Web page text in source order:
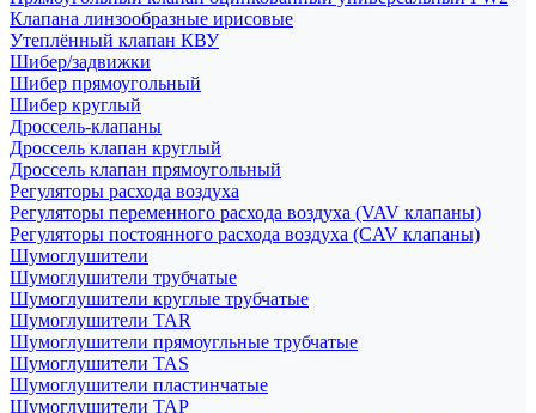
Клапана линзообразные ирисовые
Утеплённый клапан КВУ
Шибер/задвижки
Шибер прямоугольный
Шибер круглый
Дроссель-клапаны
Дроссель клапан круглый
Дроссель клапан прямоугольный
Регуляторы расхода воздуха
Регуляторы переменного расхода воздуха (VAV клапаны)
Регуляторы постоянного расхода воздуха (CAV клапаны)
Шумоглушители
Шумоглушители трубчатые
Шумоглушители круглые трубчатые
Шумоглушители TAR
Шумоглушители прямоугльные трубчатые
Шумоглушители TAS
Шумоглушители пластинчатые
Шумоглушители TAP